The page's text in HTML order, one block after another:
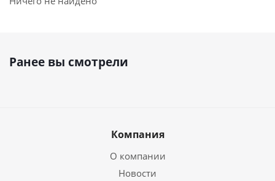
Ранее вы смотрели
Компания
О компании
Новости